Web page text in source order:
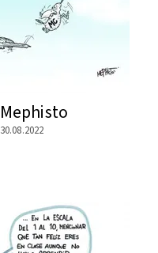
Mephisto
30.08.2022